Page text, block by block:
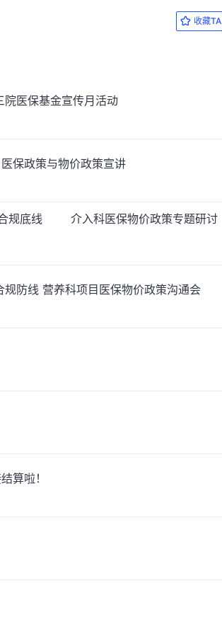
收藏TA
医保基金宣传月活动
保政策与物价政策宣讲
合规底线 介入科医保物价政策专题研讨
防线 营养科项目医保物价政策沟通会
算啦！